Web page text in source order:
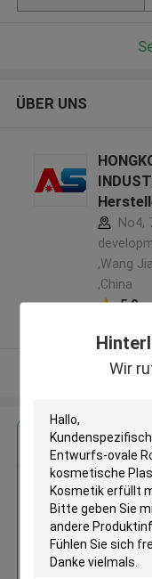
Wir
ÜBER UNS
No4,
,Wang
,China
5.0
Erhalten